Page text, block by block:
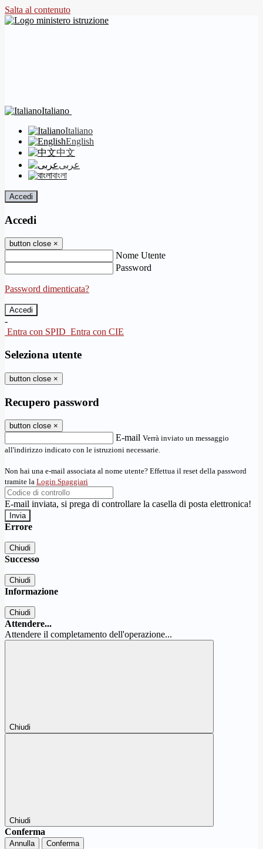
Salta al contenuto
Italiano
Italiano
English
中文
عربى
বাংলা
Accedi
Accedi
button close ×
Nome Utente
Password
Password dimenticata?
-
Entra con SPID Entra con CIE
Seleziona utente
button close ×
Recupero password
button close ×
E-mail Verrà inviato un messaggio
all'indirizzo indicato con le istruzioni necessarie.
Non hai una e-mail associata al nome utente? Effettua il reset della password
tramite la Login Spaggiari
E-mail inviata, si prega di controllare la casella di posta elettronica!
Errore
Chiudi
Successo
Chiudi
Informazione
Chiudi
Attendere...
Attendere il completamento dell'operazione...
Chiudi
Chiudi
Conferma
Annulla Conferma